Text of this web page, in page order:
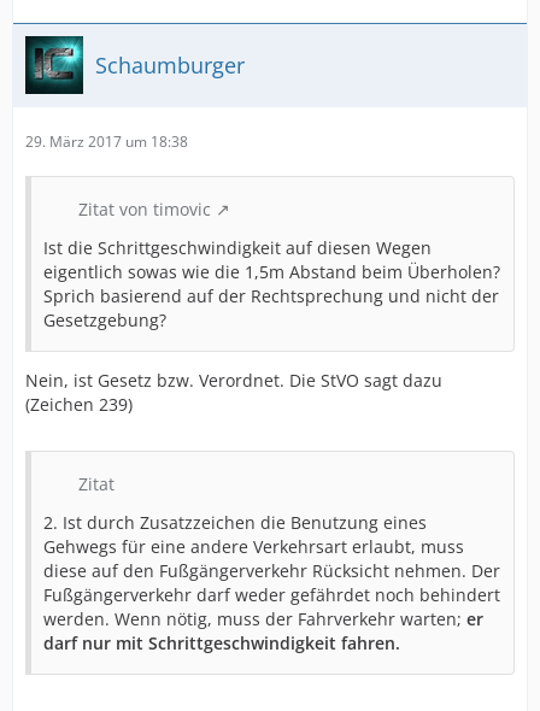
Schaumburger
29. März 2017 um 18:38
Zitat von timovic
Ist die Schrittgeschwindigkeit auf diesen Wegen
eigentlich sowas wie die 1,5m Abstand beim Überholen?
Sprich basierend auf der Rechtsprechung und nicht der
Gesetzgebung?
Nein, ist Gesetz bzw. Verordnet. Die StVO sagt dazu
(Zeichen 239)
Zitat
2. Ist durch Zusatzzeichen die Benutzung eines
Gehwegs für eine andere Verkehrsart erlaubt, muss
diese auf den Fußgängerverkehr Rücksicht nehmen. Der
Fußgängerverkehr darf weder gefährdet noch behindert
werden. Wenn nötig, muss der Fahrverkehr warten; er
darf nur mit Schrittgeschwindigkeit fahren.